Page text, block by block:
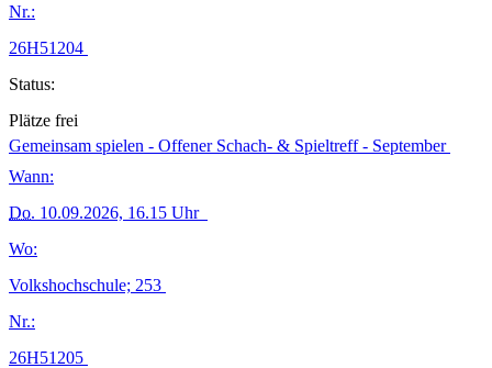
Nr.:
26H51204
Status:
Plätze frei
Gemeinsam spielen - Offener Schach- & Spieltreff - September
Wann:
Do. 10.09.2026, 16.15 Uhr
Wo:
Volkshochschule; 253
Nr.:
26H51205